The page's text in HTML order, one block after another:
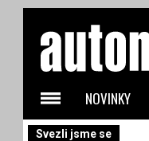
Svezli jsme se
NOVINKY